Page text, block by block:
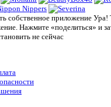
собственное приложение Ура!
Нажмите «поделиться» и
не сейчас